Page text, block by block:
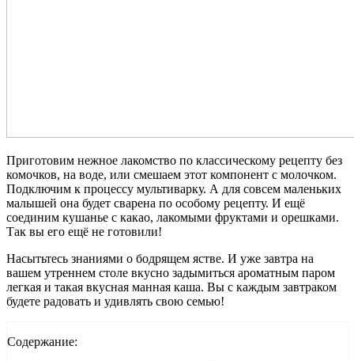
Приготовим нежное лакомство по классическому рецепту без
комочков, на воде, или смешаем этот компонент с молочком.
Подключим к процессу мультиварку. А для совсем маленьких
малышей она будет сварена по особому рецепту. И ещё
соединим кушанье с какао, лакомыми фруктами и орешками.
Так вы его ещё не готовили!
Насытьтесь знаниями о бодрящем ястве. И уже завтра на
вашем утреннем столе вкусно задымиться ароматным паром
легкая и такая вкусная манная каша. Вы с каждым завтраком
будете радовать и удивлять свою семью!
Содержание: